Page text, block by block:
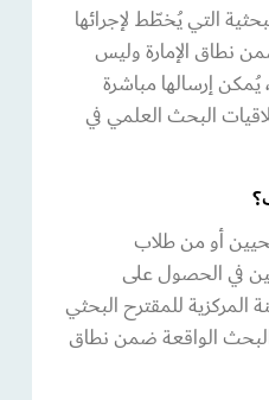
التي يُخطّط لإجرائها
نطاق الإمارة وليس
يُمكن إرسالها مباشرة
البحث العلمي في
أو من طلاب
في الحصول على
المركزية للمقترح البحثي
الواقعة ضمن نطاق